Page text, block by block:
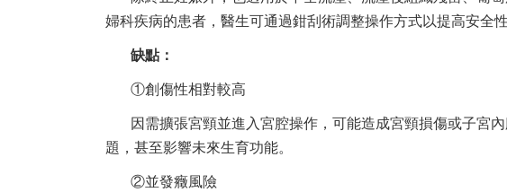
婦科疾病的患者，醫生可通過鉗刮術調整操作方式以提高安全性
缺點：
①創傷性相對較高
因需擴張宮頸並進入宮腔操作，可能造成宮頸損傷或子宮
題，甚至影響未來生育功能。
②並發癥風險